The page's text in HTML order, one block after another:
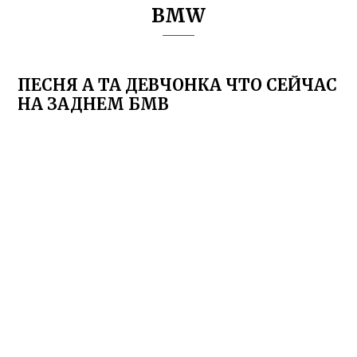
BMW
ПЕСНЯ А ТА ДЕВЧОНКА ЧТО СЕЙЧАС
НА ЗАДНЕМ БМВ